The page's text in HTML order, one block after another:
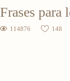
Frases para
114876 148